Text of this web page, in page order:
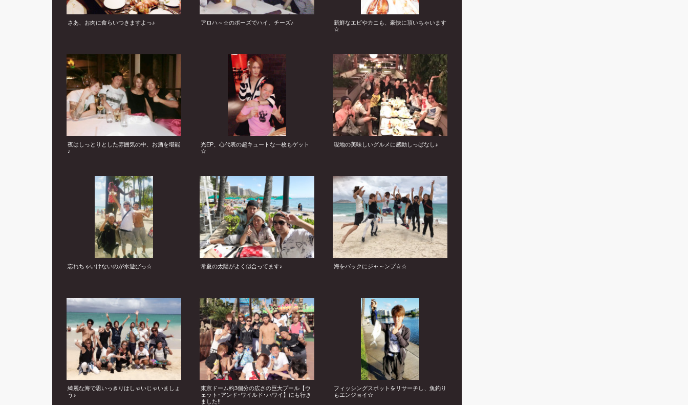
さあ、お肉に食らいつきますよっ♪ アロハ～☆のポーズでハイ、チーズ♪
新鮮なエビやカニも、豪快に頂いちゃいます
☆
夜はしっとりとした雰囲気の中、お酒を堪能
♪
光EP、心代表の超キュートな一枚もゲット
☆
現地の美味しいグルメに感動しっぱなし♪
忘れちゃいけないのが水遊びっ☆ 常夏の太陽がよく似合ってます♪ 海をバックにジャ～ンプ☆☆
綺麗な海で思いっきりはしゃいじゃいましょ
う♪
東京ドーム約3個分の広さの巨大プール【ウ
ェット･アンド･ワイルド･ハワイ】にも行き
ました!!
フィッシングスポットをリサーチし、魚釣り
もエンジョイ☆